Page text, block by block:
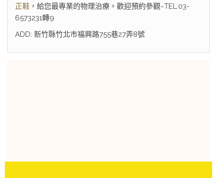
正鞋 ，給您最專業的物理治療。歡迎預約參觀~TEL:03-
6573231轉9
ADD: 新竹縣竹北市福興路755巷27弄8號